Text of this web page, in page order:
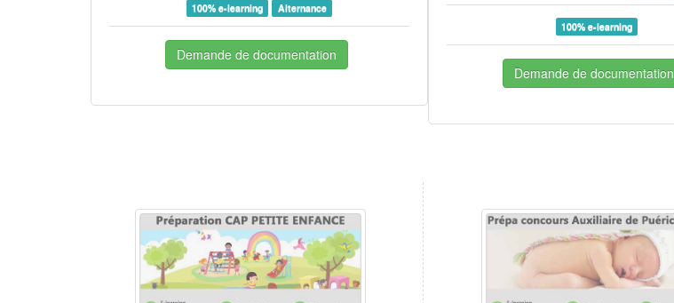
100% e-learning Alternance
Demande de documentation
100% e-learning
Demande de documentation